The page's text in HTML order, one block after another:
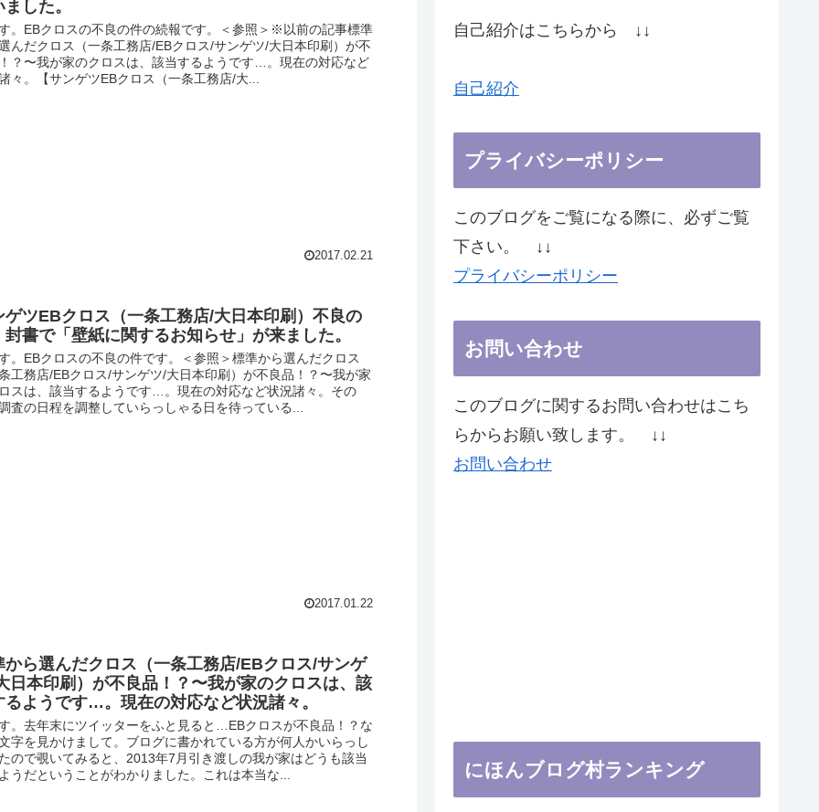
した。
。EBクロスの不良の件の続報です。＜参照＞※以前の記事標準
んだクロス（一条工務店/EBクロス/サンゲツ/大日本印刷）が不
？〜我が家のクロスは、該当するようです…。現在の対応など
々。【サンゲツEBクロス（一条工務店/大...
2017.02.21
ゲツEBクロス（一条工務店/大日本印刷）不良の
封書で「壁紙に関するお知らせ」が来ました。
。EBクロスの不良の件です。＜参照＞標準から選んだクロス
工務店/EBクロス/サンゲツ/大日本印刷）が不良品！？〜我が家
スは、該当するようです…。現在の対応など状況諸々。その
査の日程を調整していらっしゃる日を待っている...
2017.01.22
から選んだクロス（一条工務店/EBクロス/サンゲ
日本印刷）が不良品！？〜我が家のクロスは、該
るようです…。現在の対応など状況諸々。
。去年末にツイッターをふと見ると…EBクロスが不良品！？な
字を見かけまして。ブログに書かれている方が何人かいらっし
ので覗いてみると、2013年7月引き渡しの我が家はどうも該当
うだということがわかりました。これは本当な...
自己紹介はこちらから ↓↓
自己紹介
プライバシーポリシー
このブログをご覧になる際に、必ずご覧
下さい。 ↓↓
プライバシーポリシー
お問い合わせ
このブログに関するお問い合わせはこち
らからお願い致します。 ↓↓
お問い合わせ
にほんブログ村ランキング